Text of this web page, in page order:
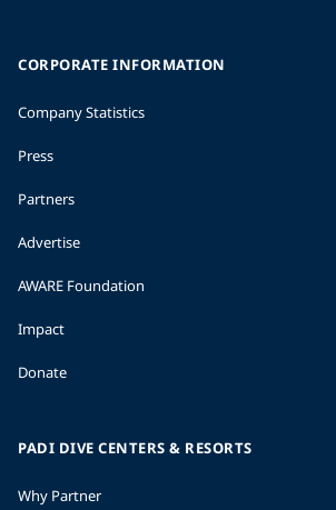
CORPORATE INFORMATION
Company Statistics
Press
Partners
Advertise
AWARE Foundation
Impact
Donate
PADI DIVE CENTERS & RESORTS
Why Partner